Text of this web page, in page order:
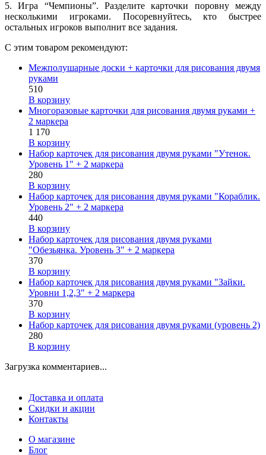
5. Игра “Чемпионы”. Разделите карточки поровну между
несколькими игроками. Посоревнуйтесь, кто быстрее
остальных игроков выполнит все задания.
С этим товаром рекомендуют:
Межполушарные доски + карточки для рисования двумя
руками
510
В корзину
Многоразовые карточки для рисования двумя руками +
2 маркера
1 170
В корзину
Набор карточек для рисования двумя руками "Утенок.
Уровень 1" + 2 маркера
280
В корзину
Набор карточек для рисования двумя руками "Кораблик.
Уровень 2" + 2 маркера
440
В корзину
Набор карточек для рисования двумя руками
"Обезьянка. Уровень 3" + 2 маркера
370
В корзину
Набор карточек для рисования двумя руками "Зайки.
Уровни 1,2,3" + 2 маркера
370
В корзину
Набор карточек для рисования двумя руками (уровень 2)
280
В корзину
Загрузка комментариев...
Доставка и оплата
Скидки и акции
Контакты
О магазине
Блог